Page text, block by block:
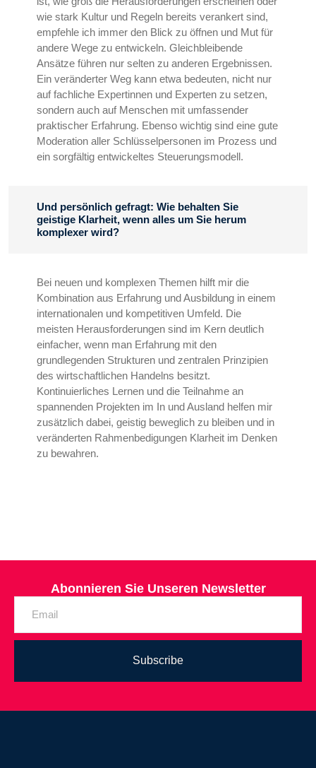
wie stark Kultur und Regeln bereits verankert sind,
empfehle ich immer den Blick zu öffnen und Mut für
andere Wege zu entwickeln. Gleichbleibende
Ansätze führen nur selten zu anderen Ergebnissen.
Ein veränderter Weg kann etwa bedeuten, nicht nur
auf fachliche Expertinnen und Experten zu setzen,
sondern auch auf Menschen mit umfassender
praktischer Erfahrung. Ebenso wichtig sind eine gute
Moderation aller Schlüsselpersonen im Prozess und
ein sorgfältig entwickeltes Steuerungsmodell.
Und persönlich gefragt: Wie behalten Sie
geistige Klarheit, wenn alles um Sie herum
komplexer wird?
Bei neuen und komplexen Themen hilft mir die
Kombination aus Erfahrung und Ausbildung in einem
internationalen und kompetitiven Umfeld. Die
meisten Herausforderungen sind im Kern deutlich
einfacher, wenn man Erfahrung mit den
grundlegenden Strukturen und zentralen Prinzipien
des wirtschaftlichen Handelns besitzt.
Kontinuierliches Lernen und die Teilnahme an
spannenden Projekten im In und Ausland helfen mir
zusätzlich dabei, geistig beweglich zu bleiben und in
veränderten Rahmenbedigungen Klarheit im Denken
zu bewahren.
Abonnieren Sie Unseren Newsletter
Subscribe